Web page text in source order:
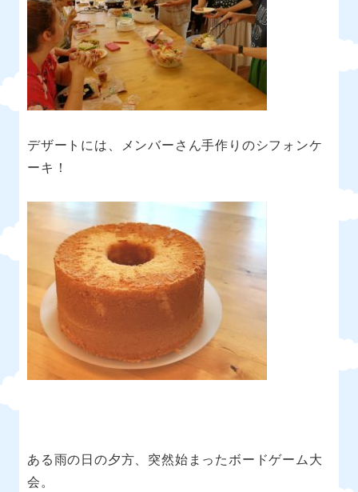
デザートには、メンバーさん手作りのシフォンケ
ーキ！
ある雨の日の夕方、突然始まったボードゲーム大
会。